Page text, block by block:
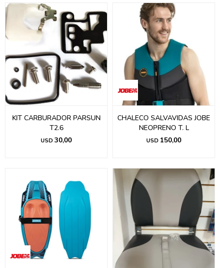
KIT CARBURADOR PARSUN
T2.6
USD 30,00
CHALECO SALVAVIDAS JOBE
NEOPRENO T. L
USD 150,00